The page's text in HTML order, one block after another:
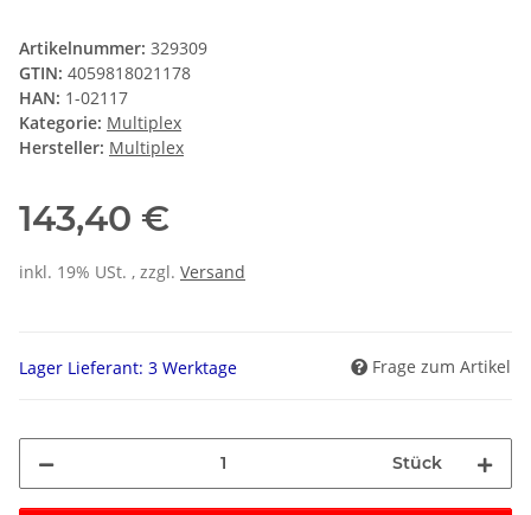
Artikelnummer: 329309
GTIN: 4059818021178
HAN: 1-02117
Kategorie: Multiplex
Hersteller: Multiplex
143,40 €
inkl. 19% USt. , zzgl. Versand
Lager Lieferant: 3 Werktage Frage zum Artikel
Stück